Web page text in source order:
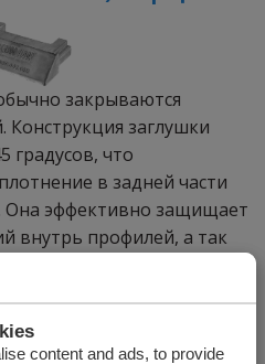
content and ads, to provide
закрываются
заглушки
градусов, что
в задней части
Она эффективно защищает
внутрь профилей, а так
интернет-магазин